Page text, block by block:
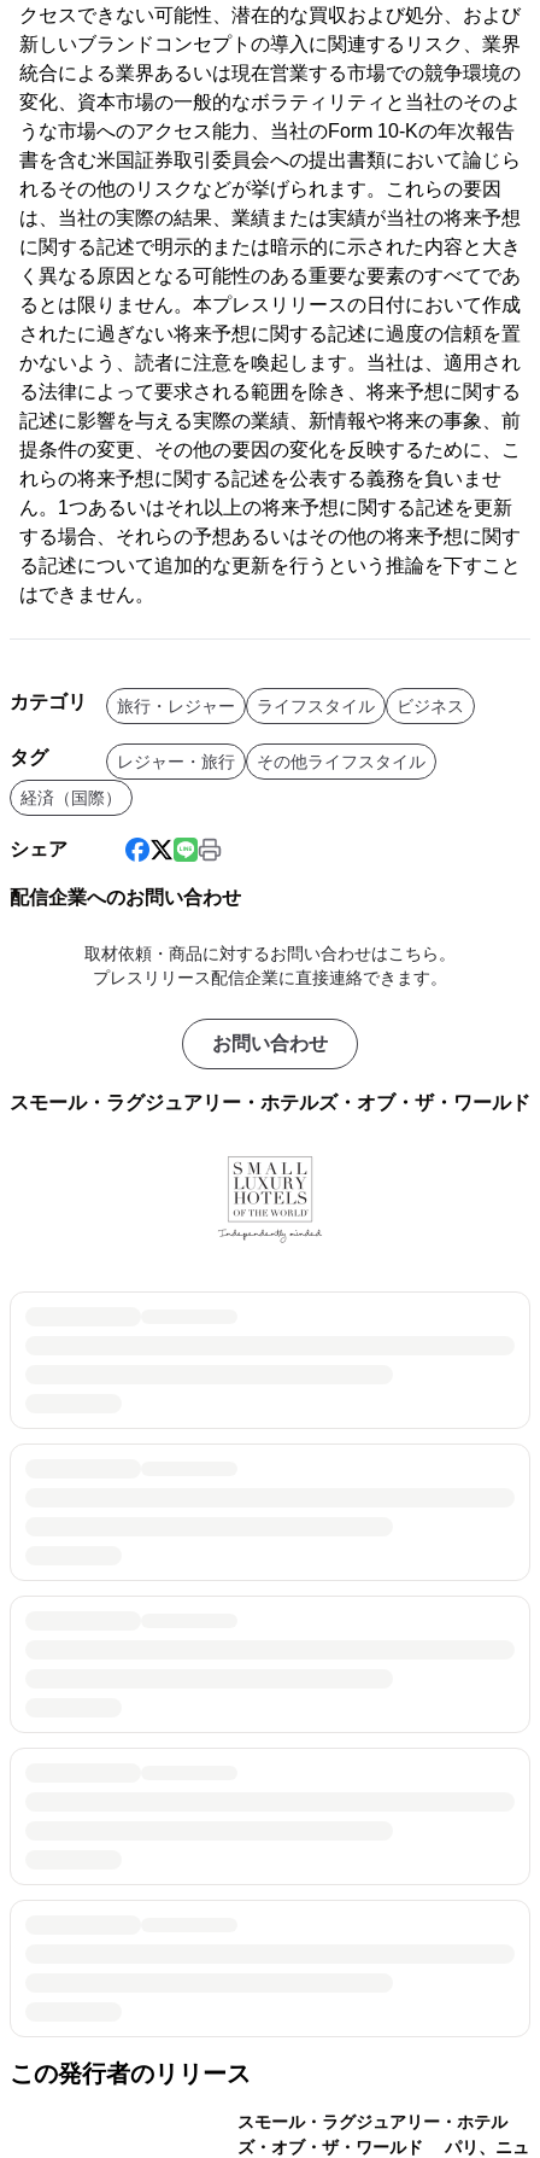
クセスできない可能性、潜在的な買収および処分、および
新しいブランドコンセプトの導入に関連するリスク、業界
統合による業界あるいは現在営業する市場での競争環境の
変化、資本市場の一般的なボラティリティと当社のそのよ
うな市場へのアクセス能力、当社のForm 10-Kの年次報告
書を含む米国証券取引委員会への提出書類において論じら
れるその他のリスクなどが挙げられます。これらの要因
は、当社の実際の結果、業績または実績が当社の将来予想
に関する記述で明示的または暗示的に示された内容と大き
く異なる原因となる可能性のある重要な要素のすべてであ
るとは限りません。本プレスリリースの日付において作成
されたに過ぎない将来予想に関する記述に過度の信頼を置
かないよう、読者に注意を喚起します。当社は、適用され
る法律によって要求される範囲を除き、将来予想に関する
記述に影響を与える実際の業績、新情報や将来の事象、前
提条件の変更、その他の要因の変化を反映するために、こ
れらの将来予想に関する記述を公表する義務を負いませ
ん。1つあるいはそれ以上の将来予想に関する記述を更新
する場合、それらの予想あるいはその他の将来予想に関す
る記述について追加的な更新を行うという推論を下すこと
はできません。
カテゴリ 旅行・レジャー ライフスタイル ビジネス
タグ レジャー・旅行
その他ライフスタイル
経済（国際）
シェア
配信企業へのお問い合わせ
取材依頼・商品に対するお問い合わせはこちら。
プレスリリース配信企業に直接連絡できます。
お問い合わせ
スモール・ラグジュアリー・ホテルズ・オブ・ザ・ワールド
この発行者のリリース
スモール・ラグジュアリー・ホテル
ズ・オブ・ザ・ワールド パリ、ニュ